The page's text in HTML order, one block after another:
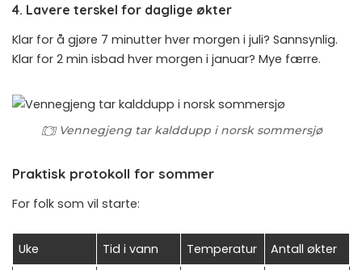
4. Lavere terskel for daglige økter
Klar for å gjøre 7 minutter hver morgen i juli? Sannsynlig.
Klar for 2 min isbad hver morgen i januar? Mye færre.
Vennegjeng tar kalddupp i norsk sommersjø
Praktisk protokoll for sommer
For folk som vil starte:
Uke Tid i vann Temperatur Antall økter